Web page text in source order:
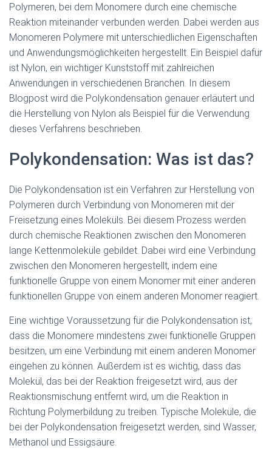
b
o
ok
er s
A
p
p
dI
n
di
t
l
n
Polymeren, bei dem Monomere durch eine chemische
Reaktion miteinander verbunden werden. Dabei werden aus
Monomeren Polymere mit unterschiedlichen Eigenschaften
und Anwendungsmöglichkeiten hergestellt. Ein Beispiel dafür
ist Nylon, ein wichtiger Kunststoff mit zahlreichen
Anwendungen in verschiedenen Branchen. In diesem
Blogpost wird die Polykondensation genauer erläutert und
die Herstellung von Nylon als Beispiel für die Verwendung
dieses Verfahrens beschrieben.
Polykondensation: Was ist das?
Die Polykondensation ist ein Verfahren zur Herstellung von
Polymeren durch Verbindung von Monomeren mit der
Freisetzung eines Moleküls. Bei diesem Prozess werden
durch chemische Reaktionen zwischen den Monomeren
lange Kettenmoleküle gebildet. Dabei wird eine Verbindung
zwischen den Monomeren hergestellt, indem eine
funktionelle Gruppe von einem Monomer mit einer anderen
funktionellen Gruppe von einem anderen Monomer reagiert.
Eine wichtige Voraussetzung für die Polykondensation ist,
dass die Monomere mindestens zwei funktionelle Gruppen
besitzen, um eine Verbindung mit einem anderen Monomer
eingehen zu können. Außerdem ist es wichtig, dass das
Molekül, das bei der Reaktion freigesetzt wird, aus der
Reaktionsmischung entfernt wird, um die Reaktion in
Richtung Polymerbildung zu treiben. Typische Moleküle, die
bei der Polykondensation freigesetzt werden, sind Wasser,
Methanol und Essigsäure.